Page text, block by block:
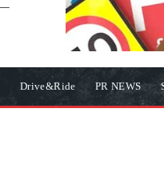
Drive&Ride PR NEWS